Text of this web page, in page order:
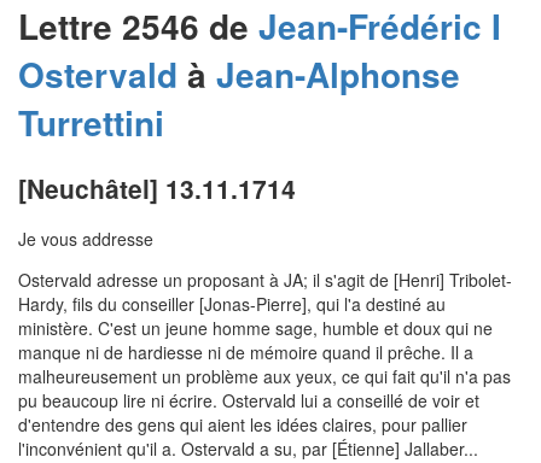
Lettre 2546 de Jean-Frédéric I
Ostervald à Jean-Alphonse
Turrettini
[Neuchâtel] 13.11.1714
Je vous addresse
Ostervald adresse un proposant à JA; il s'agit de [Henri] Tribolet-
Hardy, fils du conseiller [Jonas-Pierre], qui l'a destiné au
ministère. C'est un jeune homme sage, humble et doux qui ne
manque ni de hardiesse ni de mémoire quand il prêche. Il a
malheureusement un problème aux yeux, ce qui fait qu'il n'a pas
pu beaucoup lire ni écrire. Ostervald lui a conseillé de voir et
d'entendre des gens qui aient les idées claires, pour pallier
l'inconvénient qu'il a. Ostervald a su, par [Étienne] Jallaber...